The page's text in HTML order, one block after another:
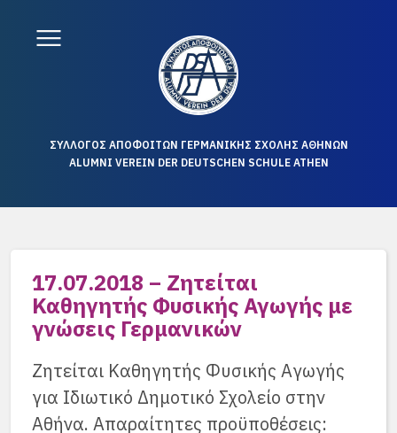
ΣΥΛΛΟΓΟΣ ΑΠΟΦΟΙΤΩΝ ΓΕΡΜΑΝΙΚΗΣ ΣΧΟΛΗΣ ΑΘΗΝΩΝ
ALUMNI VEREIN DER DEUTSCHEN SCHULE ATHEN
17.07.2018 – Ζητείται
Καθηγητής Φυσικής Αγωγής με
γνώσεις Γερμανικών
Ζητείται Καθηγητής Φυσικής Αγωγής
για Ιδιωτικό Δημοτικό Σχολείο στην
Αθήνα. Απαραίτητες προϋποθέσεις: